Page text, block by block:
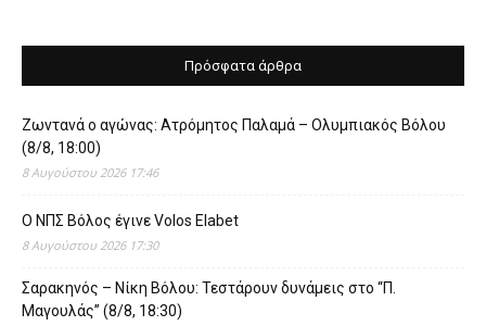
Πρόσφατα άρθρα
Ζωντανά ο αγώνας: Ατρόμητος Παλαμά – Ολυμπιακός Βόλου
(8/8, 18:00)
8 Αυγούστου 2026 17:46
O ΝΠΣ Βόλος έγινε Volos Elabet
8 Αυγούστου 2026 17:30
Σαρακηνός – Νίκη Βόλου: Τεστάρουν δυνάμεις στο “Π.
Μαγουλάς” (8/8, 18:30)